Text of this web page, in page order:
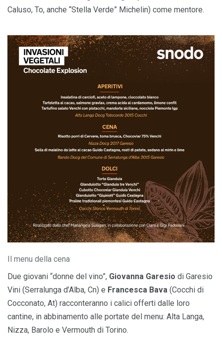
Caluso, To, anche “Stella Verde” Michelin) come mentore.
Il menu della cena
Due giovani “donne del vino”, Giovanna Garesio di Garesio
Vini (Serralunga d’Alba, Cn) e Francesca Bava (Cocchi di
Cocconato, At) racconteranno i calici offerti dalle loro
cantine, in abbinamento alle portate del menu: Alta Langa,
Nizza, Barolo e Vermouth di Torino.